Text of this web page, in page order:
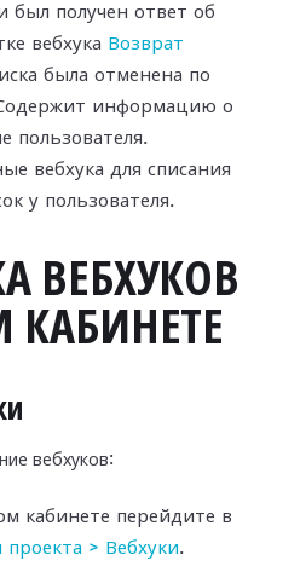
был получен ответ об
вебхука Возврат
была отменена по
информацию о
пользователя.
вебхука для списания
у пользователя.
ВЕБХУКОВ
КАБИНЕТЕ
вебхуков:
кабинете перейдите в
проекта > Вебхуки.